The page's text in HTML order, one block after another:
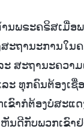
ນພຣະຄຣິສເມື່ອ
ະຖານະການໃນ
ະ ສະຖານະຄວາ
ລະ ທຸກຄົນຕ້ອງ
ເຂົາກໍຕ້ອງບໍ່ສະ
ນດີກັບພວກເຂົາ